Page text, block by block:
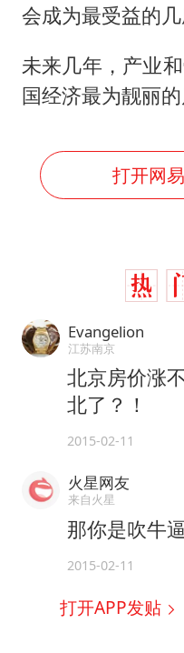
会成为最受益的几
未来几年，产业
国经济最为靓丽的
打开网
Evangelion
江苏南京
北京房价涨
北了？！
2015-02-11
火星网友
来自火星
那你是吹牛逼
2015-02-11
打开APP发贴